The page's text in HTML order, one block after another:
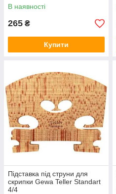
В наявності
265 ₴
Купити
Підставка під струни для
скрипки Gewa Teller Standart
4/4